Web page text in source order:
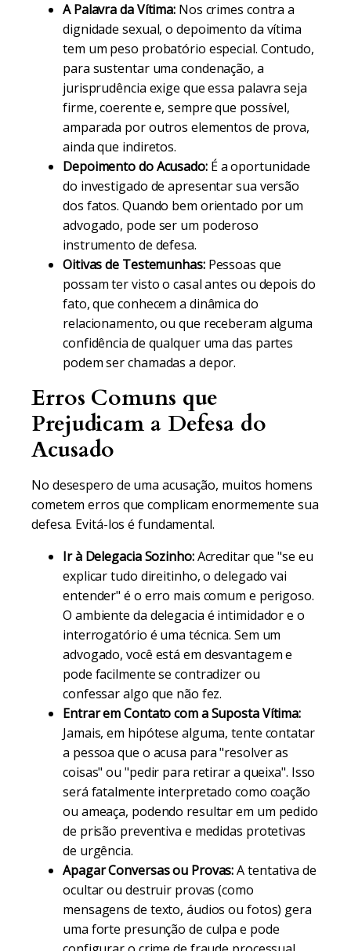
A Palavra da Vítima: Nos crimes contra a
dignidade sexual, o depoimento da vítima
tem um peso probatório especial. Contudo,
para sustentar uma condenação, a
jurisprudência exige que essa palavra seja
firme, coerente e, sempre que possível,
amparada por outros elementos de prova,
ainda que indiretos.
Depoimento do Acusado:É a oportunidade
do investigado de apresentar sua versão
dos fatos. Quando bem orientado por um
advogado, pode ser um poderoso
instrumento de defesa.
Oitivas de Testemunhas:Pessoas que
possam ter visto o casal antes ou depois do
fato, que conhecem a dinâmica do
relacionamento, ou que receberam alguma
confidência de qualquer uma das partes
podem ser chamadas a depor.
Erros Comuns que
Prejudicam a Defesa do
Acusado
No desespero de uma acusação, muitos homens
cometem erros que complicam enormemente sua
defesa. Evitá-los é fundamental.
Ir à Delegacia Sozinho:Acreditar que "se eu
explicar tudo direitinho, o delegado vai
entender" é o erro mais comum e perigoso.
O ambiente da delegacia é intimidador e o
interrogatório é uma técnica. Sem um
advogado, você está em desvantagem e
pode facilmente se contradizer ou
confessar algo que não fez.
Entrar em Contato com a Suposta Vítima:
Jamais, em hipótese alguma, tente contatar
a pessoa que o acusa para "resolver as
coisas" ou "pedir para retirar a queixa". Isso
será fatalmente interpretado como coação
ou ameaça, podendo resultar em um pedido
de prisão preventiva e medidas protetivas
de urgência.
Apagar Conversas ou Provas:A tentativa de
ocultar ou destruir provas (como
mensagens de texto, áudios ou fotos) gera
uma forte presunção de culpa e pode